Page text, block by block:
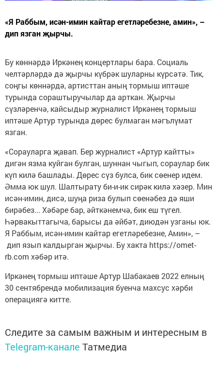
«Я Раббым, исән-имин кайтар егетләребезне, амин», –
дип язган җырчы.
Бу көннәрдә Иркәнең концертлары бара. Социаль
челтәрләрдә дә җырчы күбрәк шуларны күрсәтә. Тик,
соңгы көннәрдә, артисттан аның тормыш иптәше
турында сораштыручылар да арткан. Җырчы
сүзләренчә, кайсыдыр журналист Иркәнең тормыш
иптәше Артур турында дөрес булмаган мәгълүмат
язган.
«Сорауларга җавап. Бер журналист «Артур кайтты»
дигән язма куйган булган, шуннан чыгып, сораулар бик
күп килә башлады. Дөрес сүз булса, бик сөенер идем.
Әмма юк шул. Шалтырату би-и-ик сирәк килә хәзер. Мин
исән-имин, дисә, шуңа риза булып сөенәбез дә яши
бирәбез... Хәбәре бар, әйткәнемчә, бик еш түгел.
Һәрвакыттагыча, барысы да әйбәт, диюдән узганы юк.
Я Раббым, исән-имин кайтар егетләребезне, Амин», –
дип язып калдырган җырчы. Бу хакта https://omet-
rb.com хәбәр итә.
Иркәнең тормыш иптәше Артур Шабакаев 2022 елның
30 сентябрендә мобилизация буенча махсус хәрби
операциягә китте.
Следите за самым важным и интересным в
Telegram-канале Татмедиа